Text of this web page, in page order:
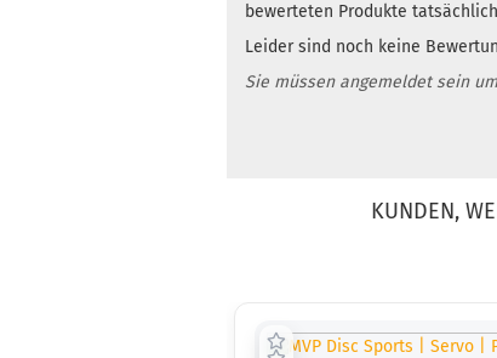
bewerteten Produkte
Leider sind noch keine
Sie müssen angemeldet sein
KUNDEN,